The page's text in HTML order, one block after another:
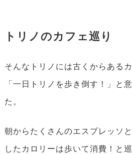
トリノのカフェ巡り
そんなトリノには古くからある
「一日トリノを歩き倒す！」と
た。
朝からたくさんのエスプレッソ
したカロリーは歩いて消費！と